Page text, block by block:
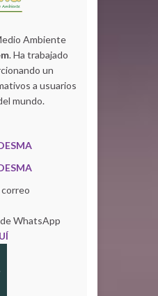
Ambiente
. Ha trabajado
un
a usuarios
mundo.
WhatsApp